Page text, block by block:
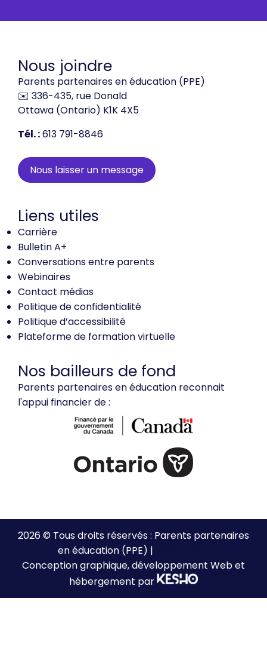
Nous joindre
Parents partenaires en éducation (PPE)
✉️ 336-435, rue Donald
Ottawa (Ontario) K1K 4X5
Tél. :613 791-8846
Nous laisser un message
Liens utiles
Carrière
Bulletin A+
Conversations entre parents
Webinaires
Contact médias
Politique de confidentialité
Politique d’accessibilité
Plateforme de formation virtuelle
Nos bailleurs de fond
Parents partenaires en éducation reconnait
l'appui financier de :
2026 © Tous droits réservés : Parents partenaires
en éducation (PPE) |
Conception graphique, développement Web et
hébergement par